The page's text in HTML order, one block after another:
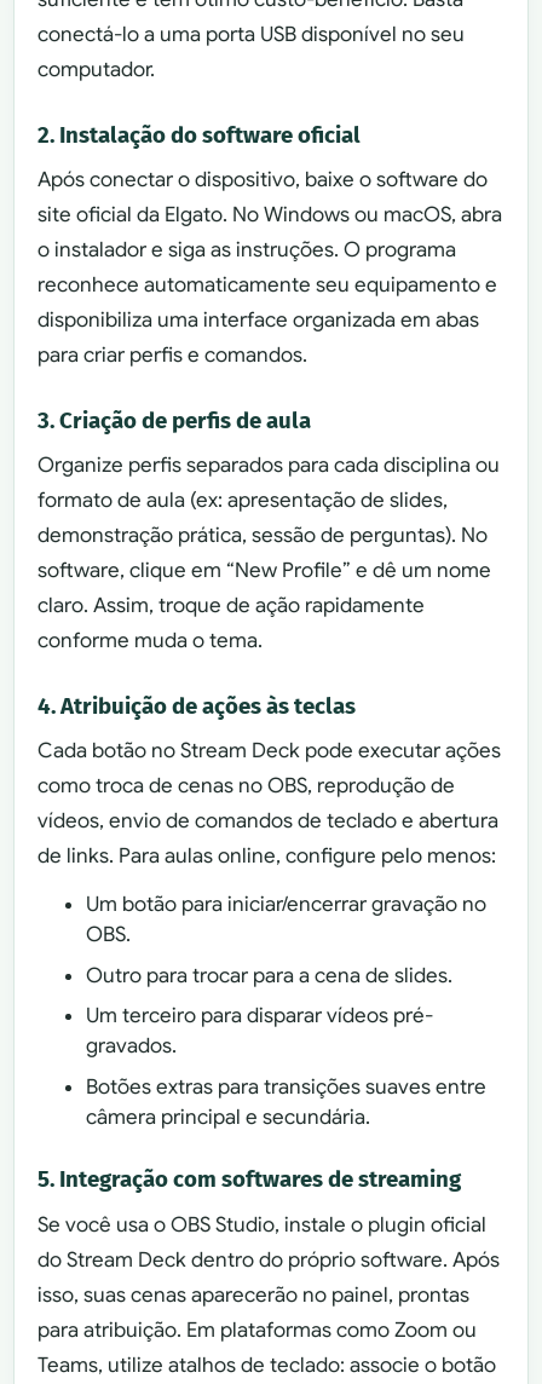
conectá-lo a uma porta USB disponível no seu
computador.
2. Instalação do software oficial
Após conectar o dispositivo, baixe o software do
site oficial da Elgato. No Windows ou macOS, abra
o instalador e siga as instruções. O programa
reconhece automaticamente seu equipamento e
disponibiliza uma interface organizada em abas
para criar perfis e comandos.
3. Criação de perfis de aula
Organize perfis separados para cada disciplina ou
formato de aula (ex: apresentação de slides,
demonstração prática, sessão de perguntas). No
software, clique em “New Profile” e dê um nome
claro. Assim, troque de ação rapidamente
conforme muda o tema.
4. Atribuição de ações às teclas
Cada botão no Stream Deck pode executar ações
como troca de cenas no OBS, reprodução de
vídeos, envio de comandos de teclado e abertura
de links. Para aulas online, configure pelo menos:
Um botão para iniciar/encerrar gravação no
OBS.
Outro para trocar para a cena de slides.
Um terceiro para disparar vídeos pré-
gravados.
Botões extras para transições suaves entre
câmera principal e secundária.
5. Integração com softwares de streaming
Se você usa o OBS Studio, instale o plugin oficial
do Stream Deck dentro do próprio software. Após
isso, suas cenas aparecerão no painel, prontas
para atribuição. Em plataformas como Zoom ou
Teams, utilize atalhos de teclado: associe o botão